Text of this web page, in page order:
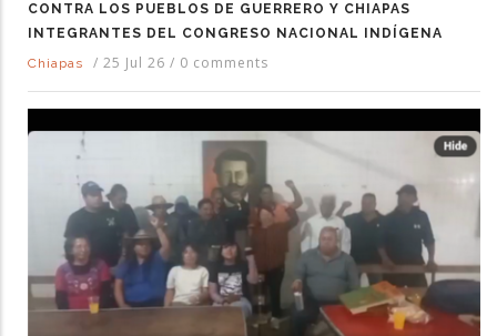
CONTRA LOS PUEBLOS DE GUERRERO Y CHIAPAS
INTEGRANTES DEL CONGRESO NACIONAL INDÍGENA
Chiapas
/ 25 Jul 26 / 0 comments